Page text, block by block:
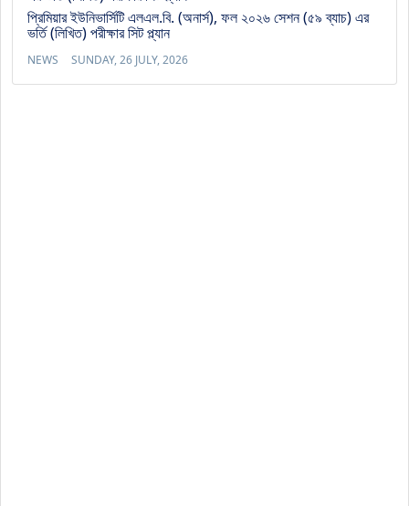
প্রিমিয়ার ইউনিভার্সিটি এলএল.বি. (অনার্স), ফল ২০২৬ সেশন (৫৯ ব্যাচ) এর
ভর্তি (লিখিত) পরীক্ষার সিট প্ল্যান
NEWS SUNDAY, 26 JULY, 2026